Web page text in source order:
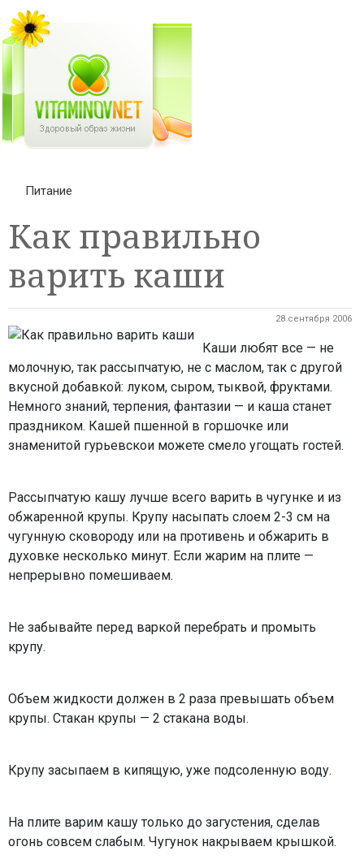
Питание
Как правильно
варить каши
28 сентября 2006
Каши любят все — не
молочную, так рассыпчатую, не с маслом, так с другой
вкусной добавкой: луком, сыром, тыквой, фруктами.
Немного знаний, терпения, фантазии — и каша станет
праздником. Кашей пшенной в горшочке или
знаменитой гурьевскои можете смело угощать гостей.
Рассыпчатую кашу лучше всего варить в чугунке и из
обжаренной крупы. Крупу насыпать слоем 2-3 см на
чугунную сковороду или на противень и обжарить в
духовке несколько минут. Если жарим на плите —
непрерывно помешиваем.
Не забывайте перед варкой перебрать и промыть
крупу.
Объем жидкости должен в 2 раза превышать объем
крупы. Стакан крупы — 2 стакана воды.
Крупу засыпаем в кипящую, уже подсоленную воду.
На плите варим кашу только до загустения, сделав
огонь совсем слабым. Чугунок накрываем крышкой.